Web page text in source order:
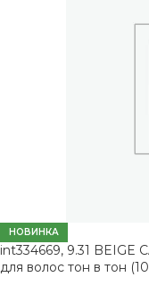
НОВИНКА
int334669, 9.31 BEIGE
для волос тон в тон